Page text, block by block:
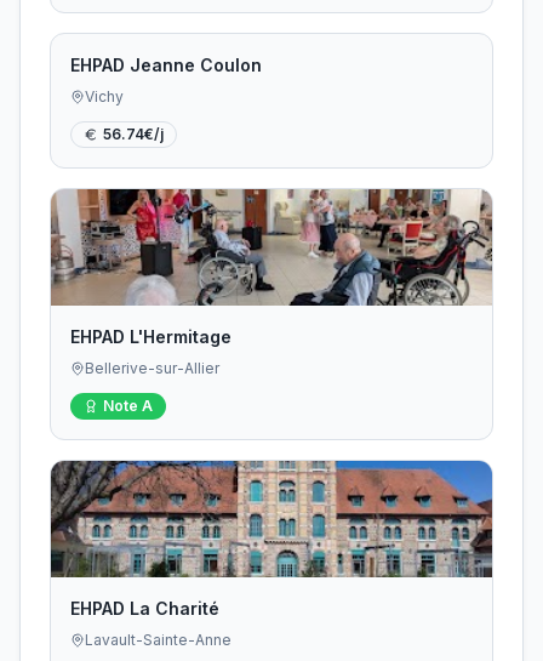
EHPAD Jeanne Coulon
Vichy
56.74€/j
EHPAD L'Hermitage
Bellerive-sur-Allier
Note A
EHPAD La Charité
Lavault-Sainte-Anne